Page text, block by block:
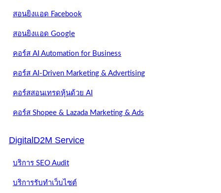
สอนยิงแอด Facebook
สอนยิงแอด Google
คอร์ส AI Automation for Business
คอร์ส AI-Driven Marketing & Advertising
คอร์สสอนเทรดหุ้นด้วย AI
คอร์ส Shopee & Lazada Marketing & Ads
DigitalD2M Service
บริการ SEO Audit
บริการรับทำเว็บไซต์